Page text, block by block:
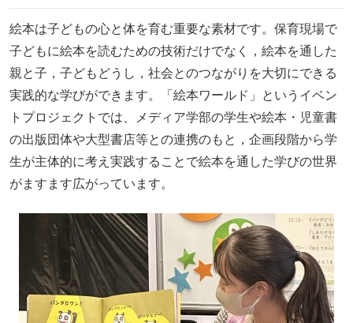
絵本は子どもの心と体を育む重要な素材です。保育現場で
子どもに絵本を読むための技術だけでなく，絵本を通した
親と子，子どもどうし，社会とのつながりを大切にできる
実践的な学びができます。「絵本ワールド」というイベン
トプロジェクトでは、メディア学部の学生や絵本・児童書
の出版団体や大型書店等との連携のもと，企画段階から学
生が主体的に考え実践することで絵本を通した学びの世界
がますます広がっています。